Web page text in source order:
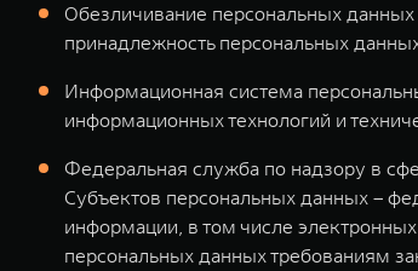
Обезличивание персональных
принадлежность персональных
Информационная система
информационных технологий и
Федеральная служба по надзору в
Субъектов персональных данных –
информации, в том числе
персональных данных требованиям